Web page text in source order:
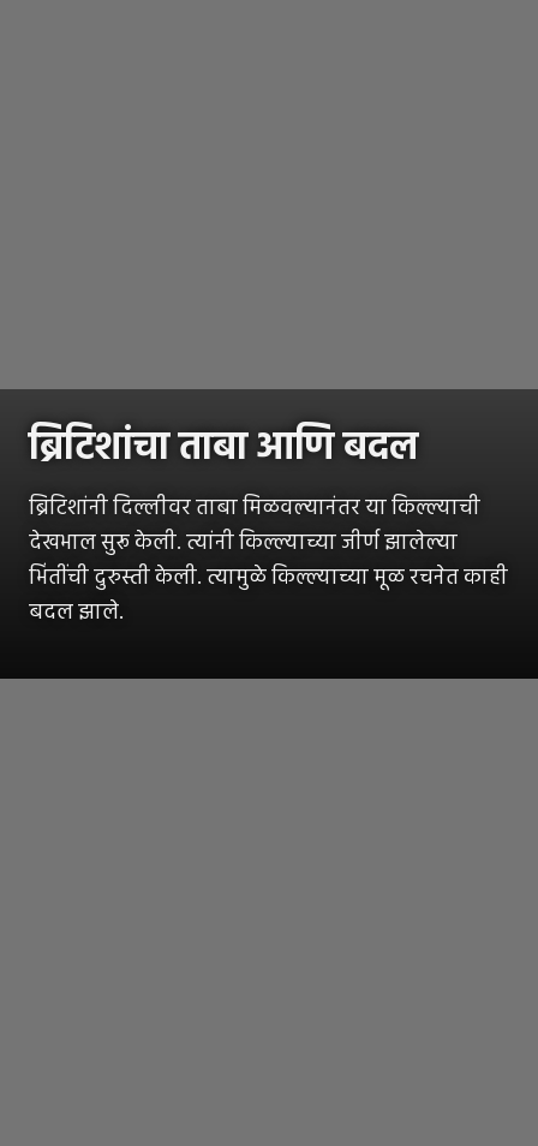
ब्रिटिशांचा ताबा आणि बदल
ब्रिटिशांनी दिल्लीवर ताबा मिळवल्यानंतर या किल्ल्याची
देखभाल सुरू केली. त्यांनी किल्ल्याच्या जीर्ण झालेल्या
भिंतींची दुरुस्ती केली. त्यामुळे किल्ल्याच्या मूळ रचनेत काही
बदल झाले.